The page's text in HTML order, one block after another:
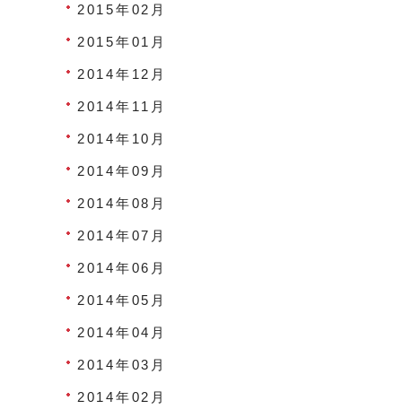
2015年02月
2015年01月
2014年12月
2014年11月
2014年10月
2014年09月
2014年08月
2014年07月
2014年06月
2014年05月
2014年04月
2014年03月
2014年02月